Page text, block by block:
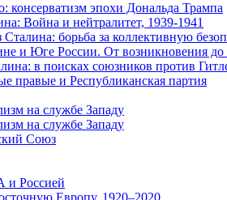
консерватизм эпохи Дональда Трампа
Война и нейтралитет, 1939-1941
борьба за коллективную
и Юге России. От возникновения до
в поисках союзников против
правые и Республиканская партия
на службе Западу
на службе Западу
Союз
Россией
Европу, 1920–2020